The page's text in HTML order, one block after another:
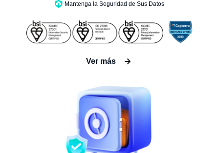
Mantenga la Seguridad de Sus Datos
Ver más